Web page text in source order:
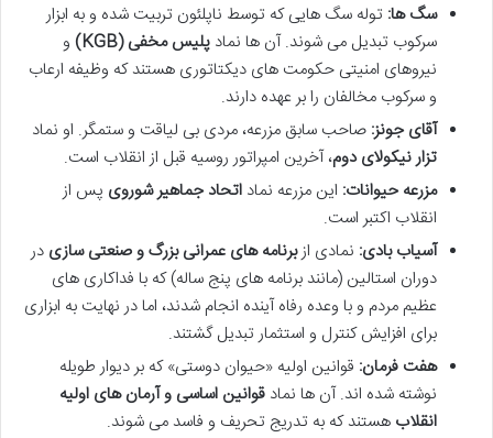
سگ ها: توله سگ هایی که توسط ناپلئون تربیت شده و به ابزار
سرکوب تبدیل می شوند. آن ها نماد پلیس مخفی (KGB)
و
نیروهای امنیتی حکومت های دیکتاتوری هستند که وظیفه ارعاب
و سرکوب مخالفان را بر عهده دارند.
آقای جونز: صاحب سابق مزرعه، مردی بی لیاقت و ستمگر. او نماد
تزار نیکولای دوم، آخرین امپراتور روسیه قبل از انقلاب است.
مزرعه حیوانات: این مزرعه نماد اتحاد جماهیر شوروی پس از
انقلاب اکتبر است.
آسیاب بادی: نمادی ازبرنامه های عمرانی بزرگ و صنعتی سازی در
دوران استالین (مانند برنامه های پنج ساله) که با فداکاری های
عظیم مردم و با وعده رفاه آینده انجام شدند، اما در نهایت به ابزاری
برای افزایش کنترل و استثمار تبدیل گشتند.
هفت فرمان: قوانین اولیه «حیوان دوستی» که بر دیوار طویله
نوشته شده اند. آن ها نماد قوانین اساسی و آرمان های اولیه
انقلاب هستند که به تدریج تحریف و فاسد می شوند.